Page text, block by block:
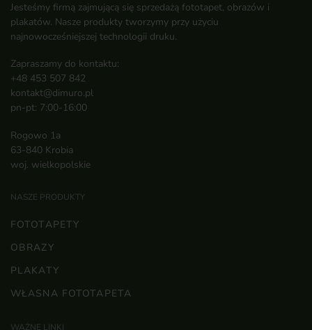
Jesteśmy firmą zajmującą się sprzedażą fototapet, obrazów i
plakatów. Nasze produkty tworzymy przy użyciu
najnowocześniejszej technologii druku.
Zapraszamy do kontaktu:
+48 453 507 842
kontakt@dimuro.pl
pn-pt: 7:00-16:00
Rogowo 1a
63-840 Krobia
woj. wielkopolskie
NASZE PRODUKTY
FOTOTAPETY
OBRAZY
PLAKATY
WŁASNA FOTOTAPETA
WAŻNE LINKI